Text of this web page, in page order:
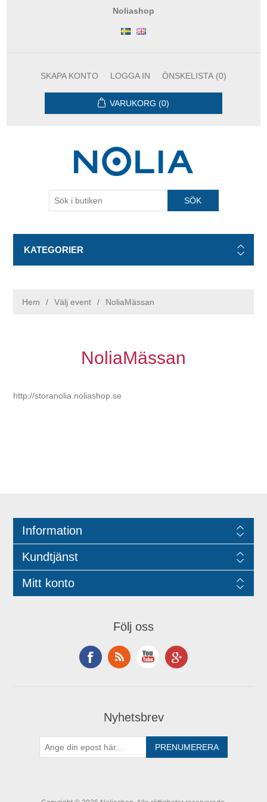
Noliashop
SKAPA KONTO LOGGA IN ÖNSKELISTA (0)
VARUKORG (0)
KATEGORIER
Hem / Välj event / NoliaMässan
NoliaMässan
http://storanolia.noliashop.se
Information
Kundtjänst
Mitt konto
Följ oss
Nyhetsbrev